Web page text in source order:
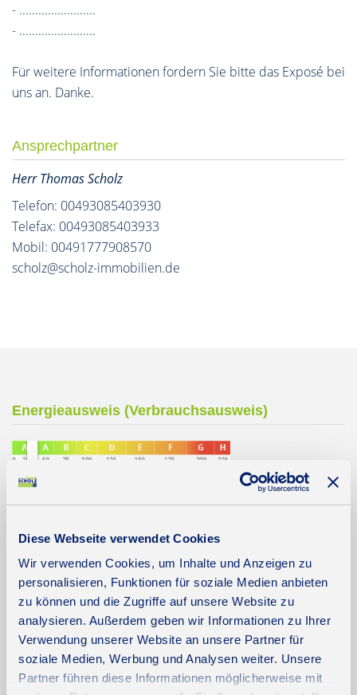
Diese Webseite verwendet Cookies
Wir verwenden Cookies, um Inhalte und Anzeigen zu
personalisieren, Funktionen für soziale Medien anbieten
zu können und die Zugriffe auf unsere Website zu
analysieren. Außerdem geben wir Informationen zu Ihrer
Verwendung unserer Website an unsere Partner für
soziale Medien, Werbung und Analysen weiter. Unsere
Partner führen diese Informationen möglicherweise mit
- ........................
- ........................
Für weitere Informationen fordern Sie bitte das Exposé bei
uns an. Danke.
Ansprechpartner
Herr Thomas Scholz
Telefon: 00493085403930
Telefax: 00493085403933
Mobil: 00491777908570
scholz@scholz-immobilien.de
Energieausweis (Verbrauchsausweis)
32 kWh / (m²*a)
Weitere Informationen
Wesentlicher
Energieträger
Luft-/Wasser-Wärmepumpe
Energieausweis gültig bis
2035-02-24